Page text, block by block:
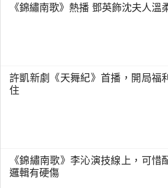
《錦繡南歌》熱播 鄧英飾沈夫人溫
許凱新劇《天舞紀》首播，開局福
住
《錦繡南歌》李沁演技線上，可惜
邏輯有硬傷